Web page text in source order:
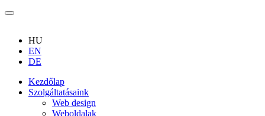
HU
EN
DE
Kezdőlap
Szolgáltatásaink
Web design
Weboldalak